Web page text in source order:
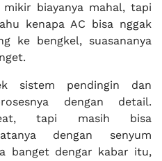
biayanya mahal, tapi
kenapa AC bisa nggak
ke bengkel, suasananya
sistem pendingin dan
dengan detail.
tapi masih bisa
dengan senyum
banget dengar kabar itu,